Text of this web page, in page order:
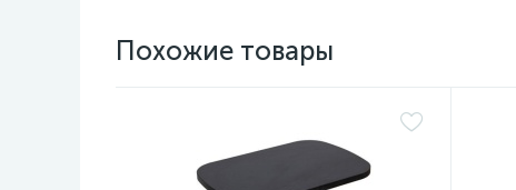
Похожие товары